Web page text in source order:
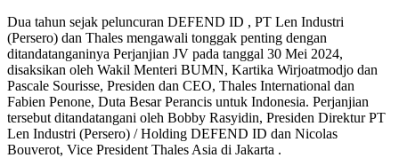
Dua tahun sejak peluncuran DEFEND ID , PT Len Industri
(Persero) dan Thales mengawali tonggak penting dengan
ditandatanganinya Perjanjian JV pada tanggal 30 Mei 2024,
disaksikan oleh Wakil Menteri BUMN, Kartika Wirjoatmodjo dan
Pascale Sourisse, Presiden dan CEO, Thales International dan
Fabien Penone, Duta Besar Perancis untuk Indonesia. Perjanjian
tersebut ditandatangani oleh Bobby Rasyidin, Presiden Direktur PT
Len Industri (Persero) / Holding DEFEND ID dan Nicolas
Bouverot, Vice President Thales Asia di Jakarta .